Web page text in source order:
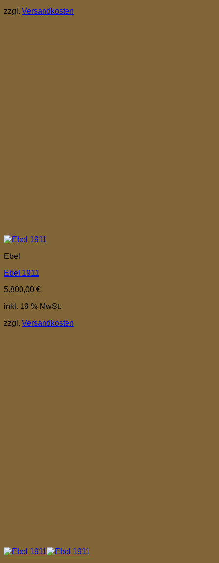
zzgl. Versandkosten
Ebel
Ebel 1911
5.800,00 €
inkl. 19 % MwSt.
zzgl. Versandkosten